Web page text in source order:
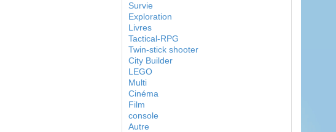
Survie
Exploration
Livres
Tactical-RPG
Twin-stick shooter
City Builder
LEGO
Multi
Cinéma
Film
console
Autre